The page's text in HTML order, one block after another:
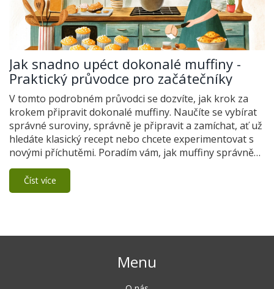
Jak snadno upéct dokonalé muffiny -
Praktický průvodce pro začátečníky
V tomto podrobném průvodci se dozvíte, jak krok za
krokem připravit dokonalé muffiny. Naučíte se vybírat
správné suroviny, správně je připravit a zamíchat, ať už
hledáte klasický recept nebo chcete experimentovat s
novými příchutěmi. Poradím vám, jak muffiny správně
péct a jaké chyby byste měli při pečení muffinů předejít.
Číst více
Menu